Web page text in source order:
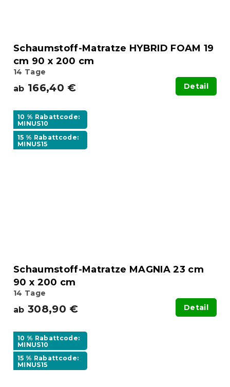
Schaumstoff-Matratze HYBRID FOAM 19
cm 90 x 200 cm
14 Tage
ab 166,40 € Detail
10 % Rabattcode:
MINUS10
15 % Rabattcode:
MINUS15
Schaumstoff-Matratze MAGNIA 23 cm
90 x 200 cm
14 Tage
ab 308,90 € Detail
10 % Rabattcode:
MINUS10
15 % Rabattcode:
MINUS15